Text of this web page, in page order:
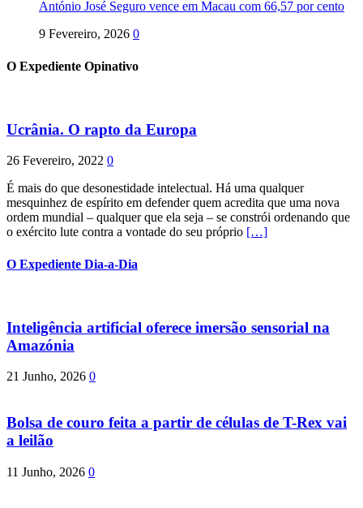
António José Seguro vence em Macau com 66,57 por cento
9 Fevereiro, 2026 0
O Expediente Opinativo
Ucrânia. O rapto da Europa
26 Fevereiro, 2022 0
É mais do que desonestidade intelectual. Há uma qualquer
mesquinhez de espírito em defender quem acredita que uma nova
ordem mundial – qualquer que ela seja – se constrói ordenando que
o exército lute contra a vontade do seu próprio […]
O Expediente Dia-a-Dia
Inteligência artificial oferece imersão sensorial na
Amazónia
21 Junho, 2026 0
Bolsa de couro feita a partir de células de T-Rex vai
a leilão
11 Junho, 2026 0